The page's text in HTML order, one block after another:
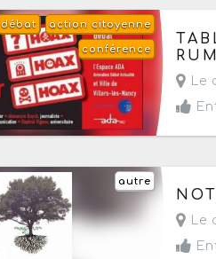
action citoyenne
débat
conférence
Le
Le
autre
Le
Le